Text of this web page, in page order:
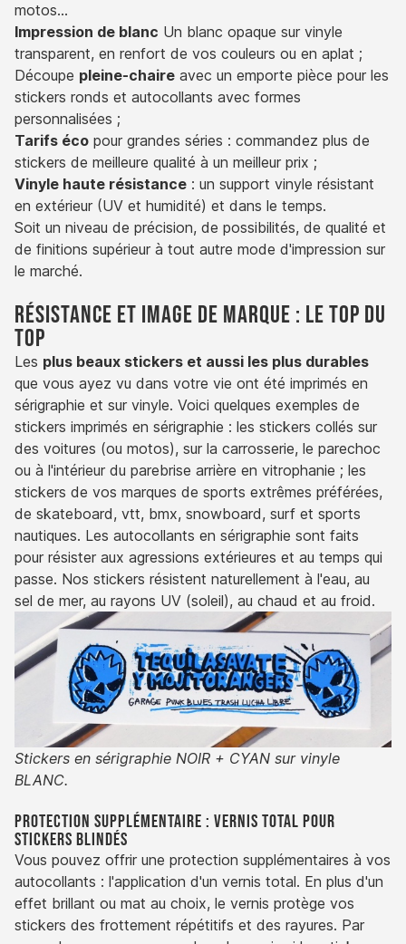
motos…
Impression de blanc Un blanc opaque sur vinyle
transparent, en renfort de vos couleurs ou en aplat ;
Découpe pleine-chaire avec un emporte pièce pour les
stickers ronds et autocollants avec formes
personnalisées ;
Tarifs éco pour grandes séries : commandez plus de
stickers de meilleure qualité à un meilleur prix ;
Vinyle haute résistance : un support vinyle résistant
en extérieur (UV et humidité) et dans le temps.
Soit un niveau de précision, de possibilités, de qualité et
de finitions supérieur à tout autre mode d'impression sur
le marché.
Résistance et image de marque : le top du
top
Les plus beaux stickers et aussi les plus durables
que vous ayez vu dans votre vie ont été imprimés en
sérigraphie et sur vinyle. Voici quelques exemples de
stickers imprimés en sérigraphie : les stickers collés sur
des voitures (ou motos), sur la carrosserie, le parechoc
ou à l'intérieur du parebrise arrière en vitrophanie ; les
stickers de vos marques de sports extrêmes préférées,
de skateboard, vtt, bmx, snowboard, surf et sports
nautiques. Les autocollants en sérigraphie sont faits
pour résister aux agressions extérieures et au temps qui
passe. Nos stickers résistent naturellement à l'eau, au
sel de mer, au rayons UV (soleil), au chaud et au froid.
Stickers en sérigraphie NOIR + CYAN sur vinyle
BLANC.
Protection supplémentaire : Vernis total pour
stickers blindés
Vous pouvez offrir une protection supplémentaires à vos
autocollants : l'application d'un vernis total. En plus d'un
effet brillant ou mat au choix, le vernis protège vos
stickers des frottement répétitifs et des rayures. Par